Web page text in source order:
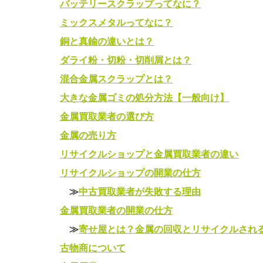
バッテリースクラップってなに？
ミックスメタルってなに？
銅と真鍮の違いとは？
ダライ粉・切粉・切削屑とは？
混合金属スクラップとは？
大きな金属ゴミの処分方法【一般向け】
金属買取業者の選び方
金属の売り方
リサイクルショップと金属買取業者の違い
リサイクルショップの開業の仕方
≫中古買取業者が失敗する理由
金属買取業者の開業の仕方
≫寄せ屋とは？金属の回収とリサイクルされ
古物商について